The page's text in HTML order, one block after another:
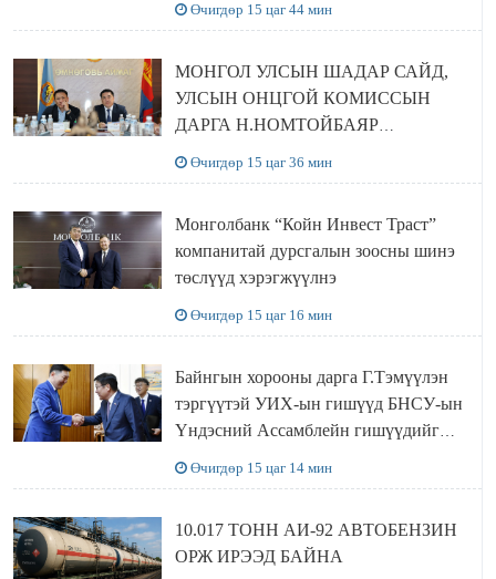
Өчигдөр 15 цаг 44 мин
МОНГОЛ УЛСЫН ШАДАР САЙД,
УЛСЫН ОНЦГОЙ КОМИССЫН
ДАРГА Н.НОМТОЙБАЯР
Өчигдөр 15 цаг 36 мин
Монголбанк “Койн Инвест Траст”
компанитай дурсгалын зоосны шинэ
төслүүд хэрэгжүүлнэ
Өчигдөр 15 цаг 16 мин
Байнгын хорооны дарга Г.Тэмүүлэн
тэргүүтэй УИХ-ын гишүүд БНСУ-ын
Үндэсний Ассамблейн гишүүдийг
Өчигдөр 15 цаг 14 мин
10.017 ТОНН АИ-92 АВТОБЕНЗИН
ОРЖ ИРЭЭД БАЙНА